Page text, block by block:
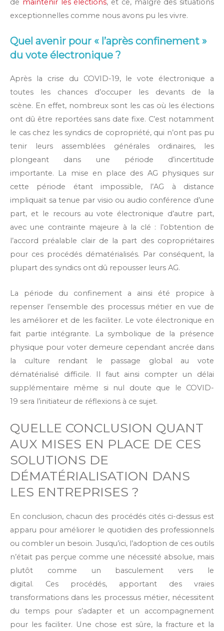
de maintenir les élections, et ce, malgré des situations
exceptionnelles comme nous avons pu les vivre.
Quel avenir pour « l’après confinement »
du vote électronique ?
Après la crise du COVID-19, le vote électronique a
toutes les chances d’occuper les devants de la
scène. En effet, nombreux sont les cas où les élections
ont dû être reportées sans date fixe. C’est notamment
le cas chez les syndics de copropriété, qui n’ont pas pu
tenir leurs assemblées générales ordinaires, les
plongeant dans une période d’incertitude
importante. La mise en place des AG physiques sur
cette période étant impossible, l’AG à distance
impliquait sa tenue par visio ou audio conférence d’une
part, et le recours au vote électronique d’autre part,
avec une contrainte majeure à la clé : l’obtention de
l’accord préalable clair de la part des copropriétaires
pour ces procédés dématérialisés. Par conséquent, la
plupart des syndics ont dû repousser leurs AG.
La période du confinement a ainsi été propice à
repenser l’ensemble des processus métier en vue de
les améliorer et de les faciliter. Le vote électronique en
fait partie intégrante. La symbolique de la présence
physique pour voter demeure cependant ancrée dans
la culture rendant le passage global au vote
dématérialisé difficile. Il faut ainsi compter un délai
supplémentaire même si nul doute que le COVID-
19 sera l’initiateur de réflexions à ce sujet.
QUELLE CONCLUSION QUANT
AUX MISES EN PLACE DE CES
SOLUTIONS DE
DÉMATÉRIALISATION DANS
LES ENTREPRISES ?
En conclusion, chacun des procédés cités ci-dessus est
apparu pour améliorer le quotidien des professionnels
ou combler un besoin. Jusqu’ici, l’adoption de ces outils
n’était pas perçue comme une nécessité absolue, mais
plutôt comme un basculement vers le
digital. Ces procédés, apportant des vraies
transformations dans les processus métier, nécessitent
du temps pour s’adapter et un accompagnement
pour les faciliter. Une chose est sûre, la fracture et la